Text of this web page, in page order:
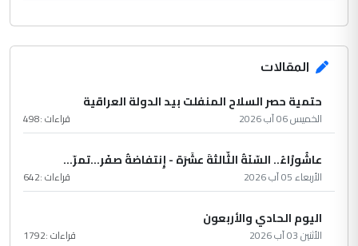
المقالات
حتمية حصر السلاح المنفلت بيد الدولة العراقية
الخميس 06 آب 2026 قراءات :498
عاشُورْاءُ.. السّنَةُ الثّالثةَ عشَرَة - إِنتفاضةُ صفَر…تمرّ...
الأربعاء 05 آب 2026 قراءات :642
اليوم الحادي والأربعون
الأثنين 03 آب 2026 قراءات :1792